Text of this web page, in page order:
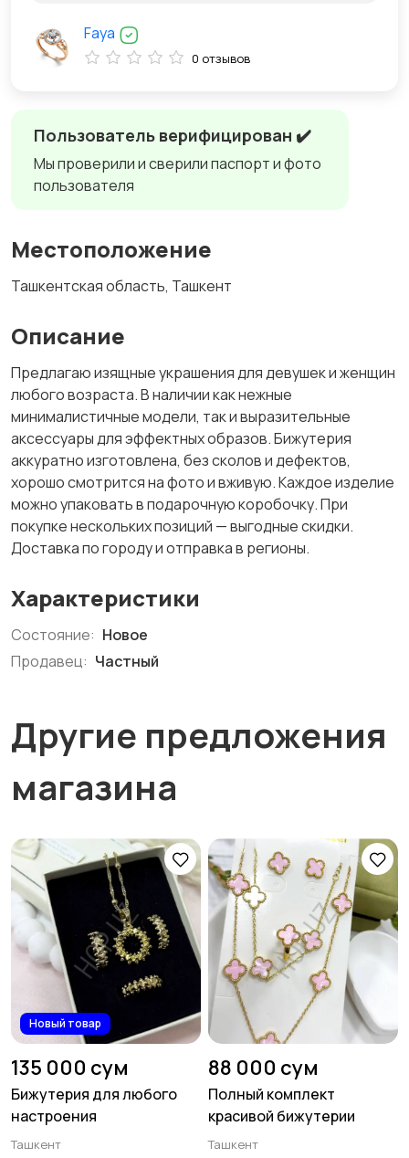
Пользователь верифицирован ✔️
Мы проверили и сверили паспорт и фото
пользователя
Местоположение
Ташкентская область, Ташкент
Описание
Предлагаю изящные украшения для девушек и женщин
любого возраста. В наличии как нежные
минималистичные модели, так и выразительные
аксессуары для эффектных образов. Бижутерия
аккуратно изготовлена, без сколов и дефектов,
хорошо смотрится на фото и вживую. Каждое изделие
можно упаковать в подарочную коробочку. При
покупке нескольких позиций — выгодные скидки.
Доставка по городу и отправка в регионы.
Характеристики
Состояние: Новое
Продавец: Частный
Faya
0 отзывов
Другие предложения
магазина
Новый товар
135 000 сум
Бижутерия для любого
настроения
Ташкент
88 000 сум
Полный комплект
красивой бижутерии
Ташкент